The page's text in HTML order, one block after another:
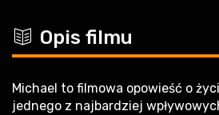
c Opis filmu
Michael to filmowa opowieść o
jednego z najbardziej